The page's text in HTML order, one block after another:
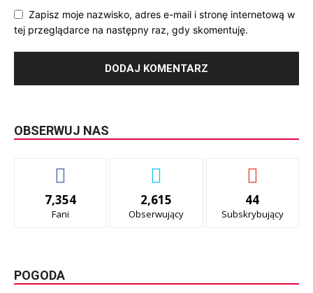
Zapisz moje nazwisko, adres e-mail i stronę internetową w
tej przeglądarce na następny raz, gdy skomentuję.
OBSERWUJ NAS
7,354
Fani
2,615
Obserwujący
44
Subskrybujący
POGODA